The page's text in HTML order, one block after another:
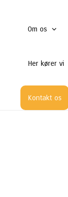
Om os
Her kører vi
Kontakt os